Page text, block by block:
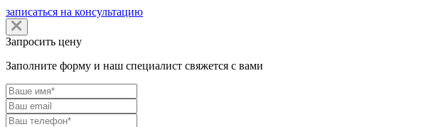
записаться на консультацию
Запросить цену
Заполните форму и наш специалист свяжется с вами